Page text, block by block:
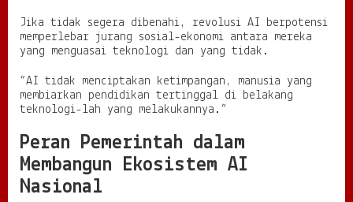
Jika tidak segera dibenahi, revolusi AI berpotensi
memperlebar jurang sosial-ekonomi antara mereka
yang menguasai teknologi dan yang tidak.
“AI tidak menciptakan ketimpangan, manusia yang
membiarkan pendidikan tertinggal di belakang
teknologi-lah yang melakukannya.”
Peran Pemerintah dalam
Membangun Ekosistem AI
Nasional